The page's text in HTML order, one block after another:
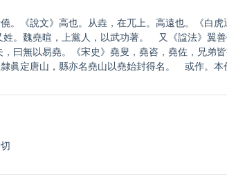
。《說文》高也。从垚，在兀上。高遠也。《白
姓。魏堯暄，上黨人，以武功著。 又《諡法》翼
，曰無以易堯。《宋史》堯叟，堯咨，堯佐，兄
眞定唐山，縣亦名堯山以堯始封得名。 或作。本